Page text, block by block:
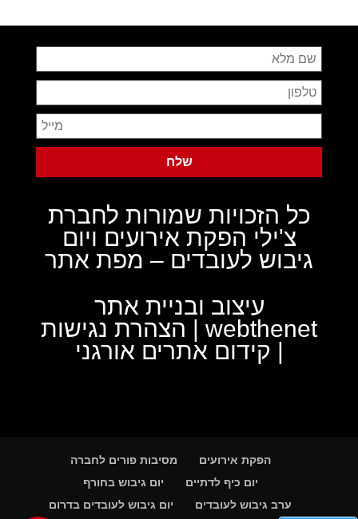
כל הזכויות שמורות לחברת
צ'ילי הפקת אירועים ויום
גיבוש לעובדים – מפת אתר
עיצוב ובניית אתר
webthenet
| הצהרת נגישות
| קידום אתרים אורגני
הפקת אירועים
מסיבות פורים לחברה
יום כיף לדתיים
יום גיבוש בחורף
ערב גיבוש לעובדים
יום גיבוש לעובדים בדרום